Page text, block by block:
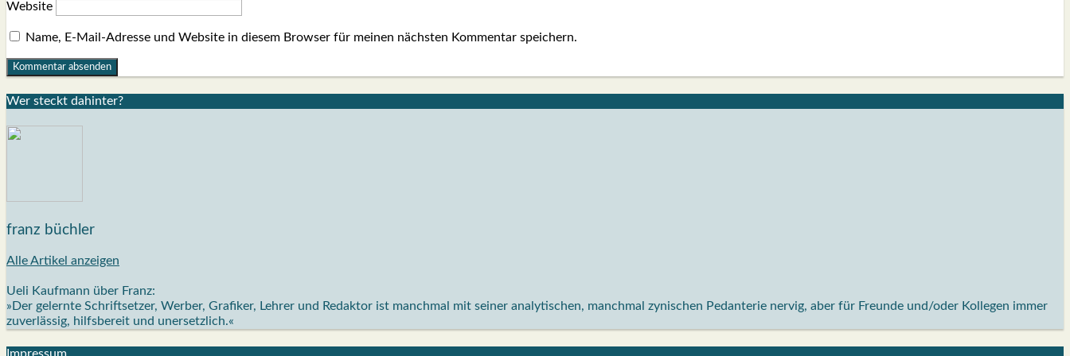
Website
Name, E-Mail-Adresse und Website in diesem Browser für meinen nächsten Kommentar speichern.
Wer steckt dahin­ter?
franz büchler
Alle Artikel anzeigen
Ueli Kaufmann über Franz:
»Der gelernte Schriftsetzer, Werber, Grafiker, Lehrer und Redaktor ist manchmal mit seiner analytischen, manchmal zynischen Pedanterie nervig, aber für Freunde und/oder Kollegen immer
zuverlässig, hilfsbereit und unersetzlich.«
Impres­sum